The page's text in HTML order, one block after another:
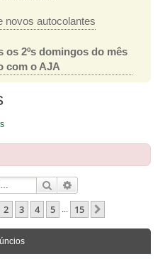
novos autocolantes
os 2ºs domingos do mês
com o AJA
Pesquisar
De 15
2 3 4 5 ... 15